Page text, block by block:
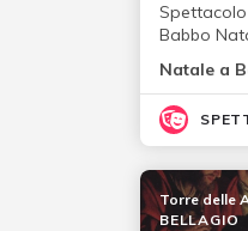
Babbo
Natale a
Torre delle
BELLAGIO